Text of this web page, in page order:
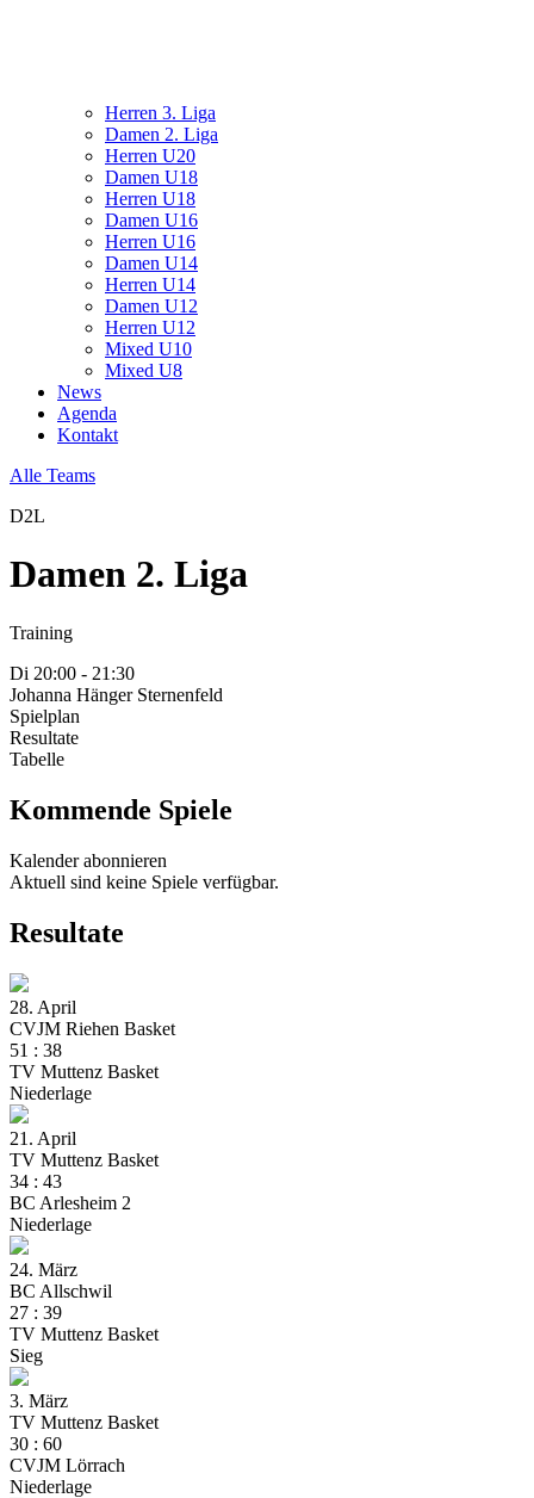
Herren 3. Liga
Damen 2. Liga
Herren U20
Damen U18
Herren U18
Damen U16
Herren U16
Damen U14
Herren U14
Damen U12
Herren U12
Mixed U10
Mixed U8
News
Agenda
Kontakt
Alle Teams
D2L
Damen 2. Liga
Training
Di 20:00 - 21:30
Johanna Hänger Sternenfeld
Spielplan
Resultate
Tabelle
Kommende Spiele
Kalender abonnieren
Aktuell sind keine Spiele verfügbar.
Resultate
28. April
CVJM Riehen Basket
51 : 38
TV Muttenz Basket
Niederlage
21. April
TV Muttenz Basket
34 : 43
BC Arlesheim 2
Niederlage
24. März
BC Allschwil
27 : 39
TV Muttenz Basket
Sieg
3. März
TV Muttenz Basket
30 : 60
CVJM Lörrach
Niederlage